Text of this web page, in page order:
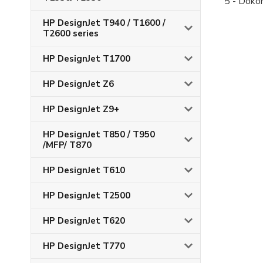
HP DesignJet T940 / T1600 /
T2600 series
HP DesignJet T1700
HP DesignJet Z6
HP DesignJet Z9+
HP DesignJet T850 / T950
/MFP/ T870
HP DesignJet T610
HP DesignJet T2500
HP DesignJet T620
HP DesignJet T770